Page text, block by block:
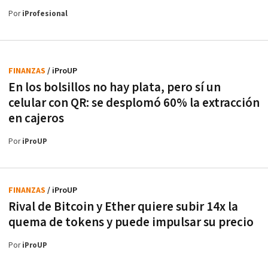
PoriProfesional
En los bolsillos no hay plata, pero sí un
celular con QR: se desplomó 60% la extracción
en cajeros
FINANZAS / iProUP
PoriProUP
Rival de Bitcoin y Ether quiere subir 14x la
quema de tokens y puede impulsar su precio
FINANZAS / iProUP
PoriProUP